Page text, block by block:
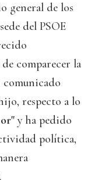
general de los
del PSOE
comparecer la
comunicado
respecto a lo
y ha pedido
política,